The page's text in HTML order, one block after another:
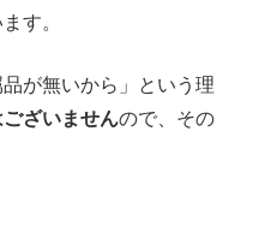
す。
が無いから」という理
ざいませんので、その